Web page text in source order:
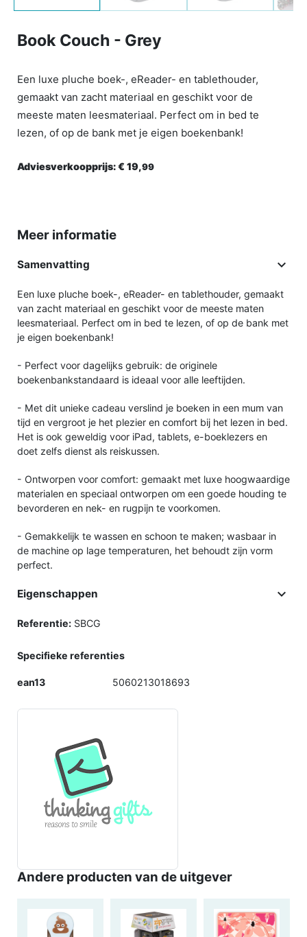
Book Couch - Grey
Een luxe pluche boek-, eReader- en tablethouder,
gemaakt van zacht materiaal en geschikt voor de
meeste maten leesmateriaal. Perfect om in bed te
lezen, of op de bank met je eigen boekenbank!
Adviesverkoopprijs:€ 19,99
Meer informatie
Samenvatting 
Een luxe pluche boek-, eReader- en tablethouder, gemaakt
van zacht materiaal en geschikt voor de meeste maten
leesmateriaal. Perfect om in bed te lezen, of op de bank met
je eigen boekenbank!
- Perfect voor dagelijks gebruik: de originele
boekenbankstandaard is ideaal voor alle leeftijden.
- Met dit unieke cadeau verslind je boeken in een mum van
tijd en vergroot je het plezier en comfort bij het lezen in bed.
Het is ook geweldig voor iPad, tablets, e-boeklezers en
doet zelfs dienst als reiskussen.
- Ontworpen voor comfort: gemaakt met luxe hoogwaardige
materialen en speciaal ontworpen om een ​​goede houding te
bevorderen en nek- en rugpijn te voorkomen.
- Gemakkelijk te wassen en schoon te maken; wasbaar in
de machine op lage temperaturen, het behoudt zijn vorm
perfect.
Eigenschappen 
Referentie: SBCG
Specifieke referenties
ean13 5060213018693
Andere producten van de uitgever